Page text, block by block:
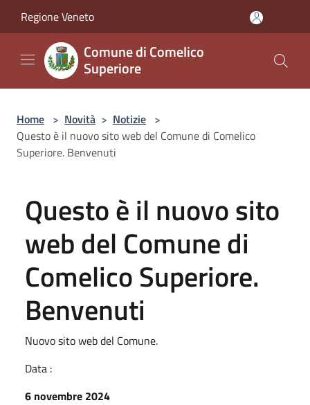
Regione Veneto
Comune di Comelico
Superiore
Home > Novità > Notizie >
Questo è il nuovo sito web del Comune di Comelico
Superiore. Benvenuti
Questo è il nuovo sito
web del Comune di
Comelico Superiore.
Benvenuti
Nuovo sito web del Comune.
Data :
6 novembre 2024